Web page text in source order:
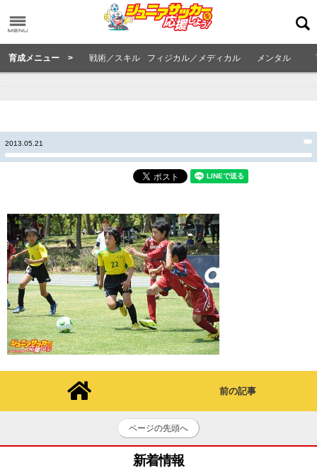
育成メニュー > 戦術／スキル フィジカル／メディカル メンタル
2013.05.21
前の記事
ページの先頭へ
新着情報